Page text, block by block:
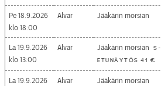
Pe 18.9.2026
18:00
Alvar Jääkärin morsian
La 19.9.2026
13:00
Alvar Jääkärin morsian
S-
etunäytös 41 €
La 19.9.2026
Alvar Jääkärin morsian